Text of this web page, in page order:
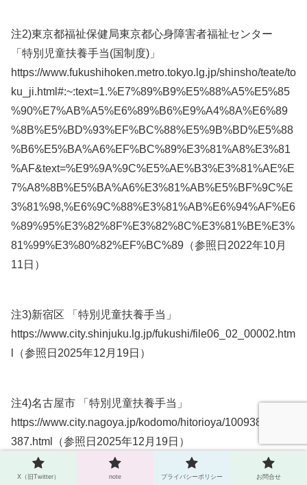
注2)東京都福祉保健局東京都心身障害者福祉センター
「特別児童扶養手当(国制度)」
https://www.fukushihoken.metro.tokyo.lg.jp/shinsho/teate/to
ku_ji.html#:~:text=1.%E7%89%B9%E5%88%A5%E5%85
%90%E7%AB%A5%E6%89%B6%E9%A4%8A%E6%89
%8B%E5%BD%93%EF%BC%88%E5%9B%BD%E5%88
%B6%E5%BA%A6%EF%BC%89%E3%81%A8%E3%81
%AF&text=%E9%9A%9C%E5%AE%B3%E3%81%AE%E
7%A8%8B%E5%BA%A6%E3%81%AB%E5%BF%9C%E
3%81%98,%E6%9C%88%E3%81%AB%E6%94%AF%E6
%89%95%E3%82%8F%E3%82%8C%E3%81%BE%E3%
81%99%E3%80%82%EF%BC%89（参照日2022年10月
11日）
注3)新宿区 「特別児童扶養手当」
https://www.city.shinjuku.lg.jp/fukushi/file06_02_00002.htm
l（参照日2025年12月19日）
注4)名古屋市 「特別児童扶養手当」
https://www.city.nagoya.jp/kodomo/hitorioya/1009385/1009
387.html（参照日2025年12月19日）
X（旧Twitter） note プライバシーポリシー お問合せ